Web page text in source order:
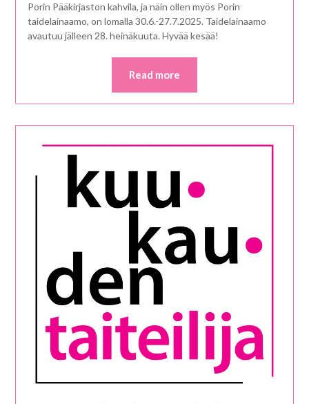
Porin Pääkirjaston kahvila, ja näin ollen myös Porin
taidelainaamo, on lomalla 30.6.-27.7.2025. Taidelainaamo
avautuu jälleen 28. heinäkuuta. Hyvää kesää!
Read more